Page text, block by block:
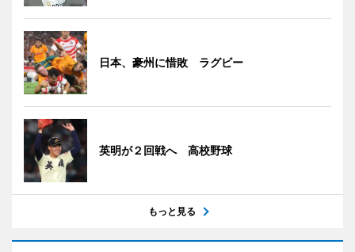
日本、豪州に惜敗 ラグビー
英明が２回戦へ 高校野球
もっと見る